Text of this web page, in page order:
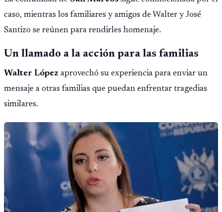
caso, mientras los familiares y amigos de Walter y José
Santizo se reúnen para rendirles homenaje.
Un llamado a la acción para las familias
Walter López aprovechó su experiencia para enviar un
mensaje a otras familias que puedan enfrentar tragedias
similares.